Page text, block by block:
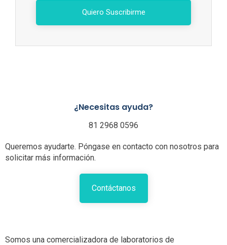
Quiero Suscribirme
¿Necesitas ayuda?
81 2968 0596
Queremos ayudarte. Póngase en contacto con nosotros para
solicitar más información.
Contáctanos
Somos una comercializadora de laboratorios de